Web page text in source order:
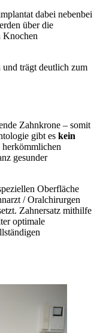
dabei nebenbei
über die
Knochen
trägt deutlich zum
Zahnkrone – somit
gibt es kein
herkömmlichen
gesunder
Oberfläche
/ Oralchirurgen
Zahnersatz mithilfe
optimale